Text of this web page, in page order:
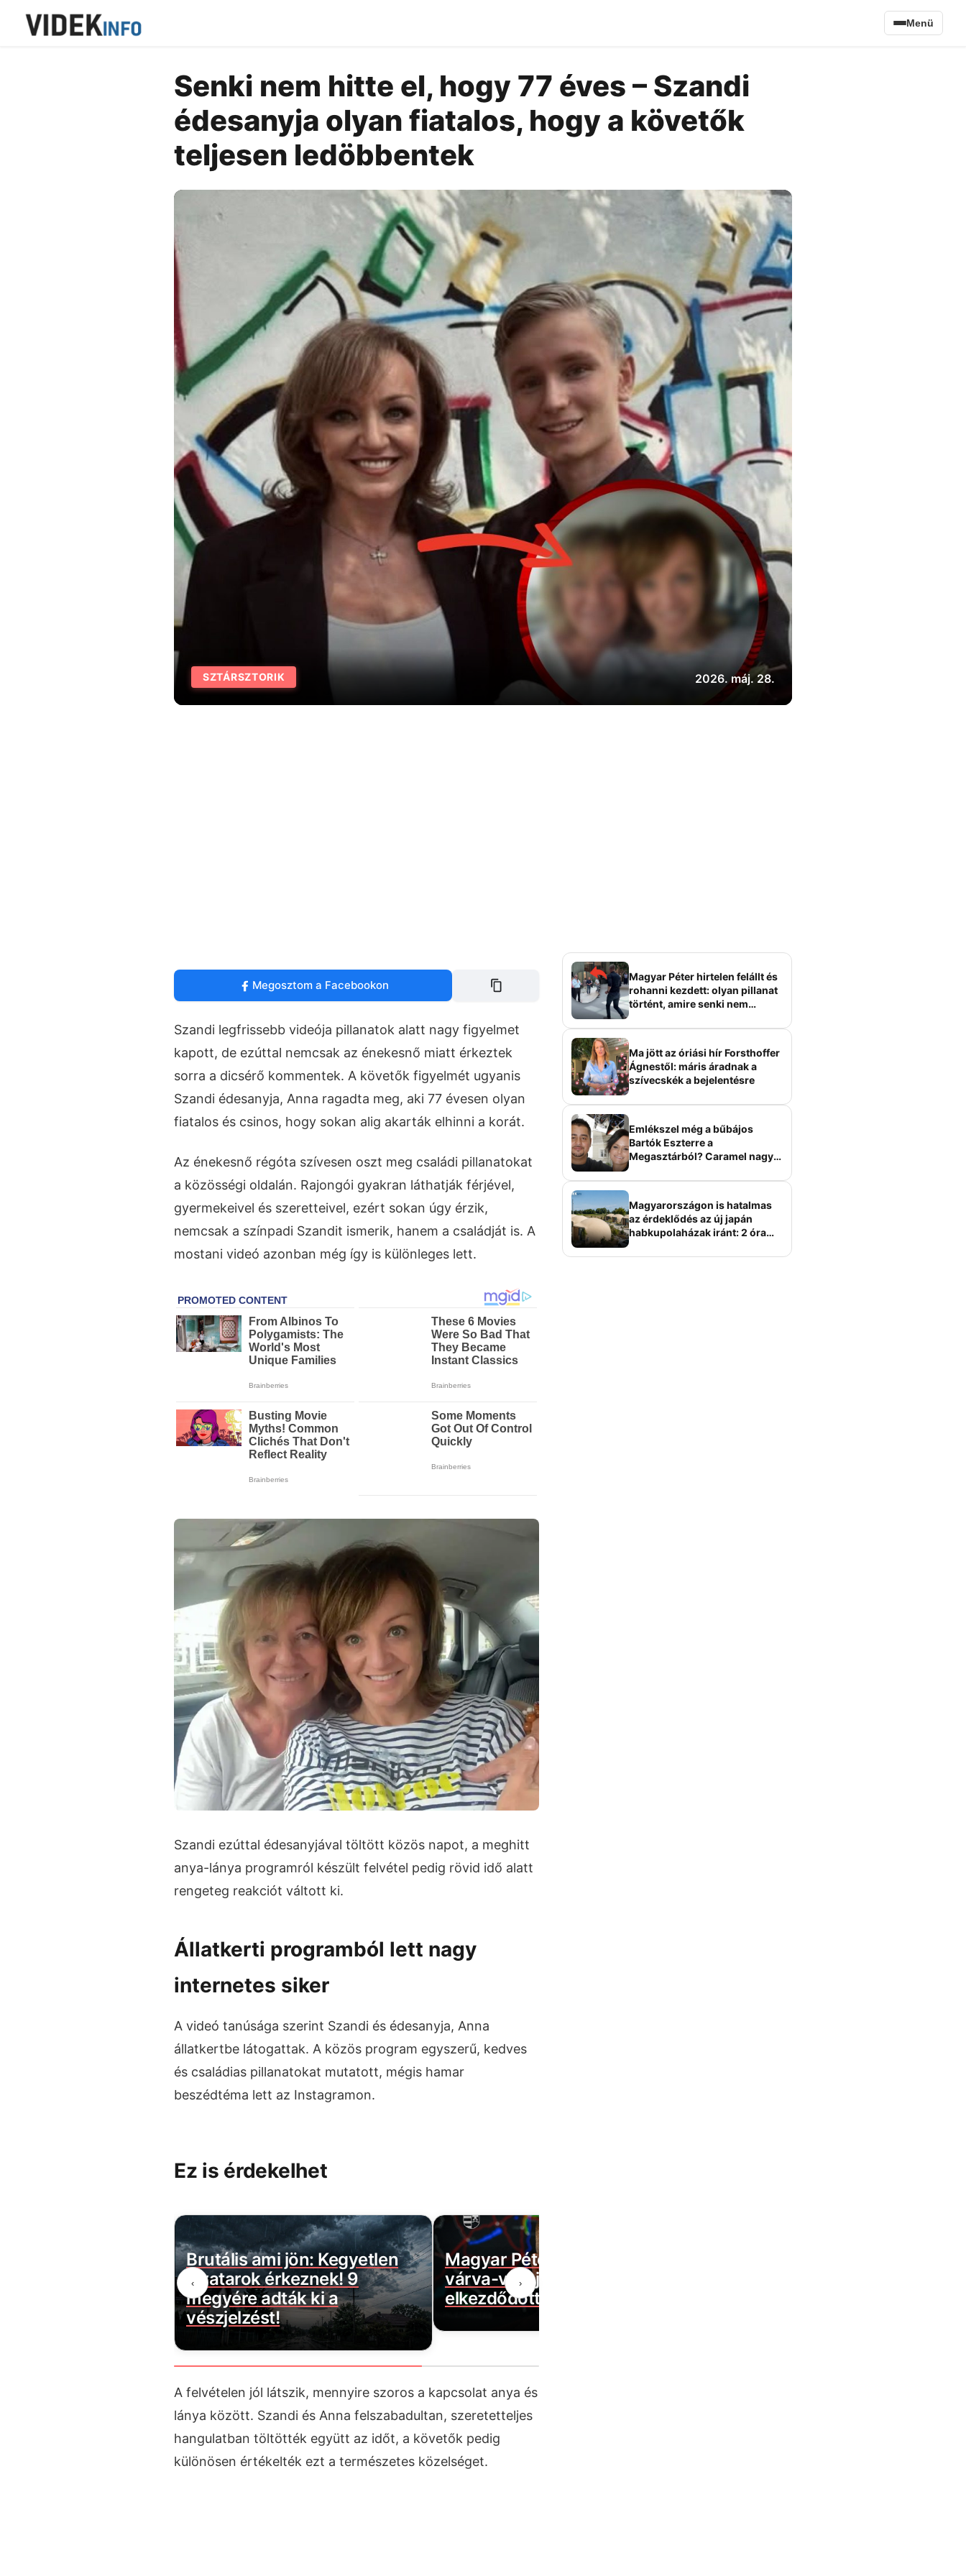
Menü
Senki nem hitte el, hogy 77 éves – Szandi
édesanyja olyan fiatalos, hogy a követők
teljesen ledöbbentek
SZTÁRSZTORIK 2026. máj. 28.
Megosztom a Facebookon
Szandi legfrissebb videója pillanatok alatt nagy figyelmet
kapott, de ezúttal nemcsak az énekesnő miatt érkeztek
sorra a dicsérő kommentek. A követők figyelmét ugyanis
Szandi édesanyja, Anna ragadta meg, aki 77 évesen olyan
fiatalos és csinos, hogy sokan alig akarták elhinni a korát.
Az énekesnő régóta szívesen oszt meg családi pillanatokat
a közösségi oldalán. Rajongói gyakran láthatják férjével,
gyermekeivel és szeretteivel, ezért sokan úgy érzik,
nemcsak a színpadi Szandit ismerik, hanem a családját is. A
mostani videó azonban még így is különleges lett.
Szandi ezúttal édesanyjával töltött közös napot, a meghitt
anya-lánya programról készült felvétel pedig rövid idő alatt
rengeteg reakciót váltott ki.
Állatkerti programból lett nagy
internetes siker
A videó tanúsága szerint Szandi és édesanyja, Anna
állatkertbe látogattak. A közös program egyszerű, kedves
és családias pillanatokat mutatott, mégis hamar
beszédtéma lett az Instagramon.
Ez is érdekelhet
‹
Brutális ami jön: Kegyetlen
zivatarok érkeznek! 9
megyére adták ki a
vészjelzést!
Magyar Péter bejelentette a
várva-várt jó hírt! Végre
elkezdődött…
›
A felvételen jól látszik, mennyire szoros a kapcsolat anya és
lánya között. Szandi és Anna felszabadultan, szeretetteljes
hangulatban töltötték együtt az időt, a követők pedig
különösen értékelték ezt a természetes közelséget.
Magyar Péter hirtelen felállt és
rohanni kezdett: olyan pillanat
történt, amire senki nem
Ma jött az óriási hír Forsthoffer
Ágnestől: máris áradnak a
szívecskék a bejelentésre
Emlékszel még a bűbájos
Bartók Eszterre a
Megasztárból? Caramel nagy
Magyarországon is hatalmas
az érdeklődés az új japán
habkupolaházak iránt: 2 óra
elképesztő áron hirdetik őket